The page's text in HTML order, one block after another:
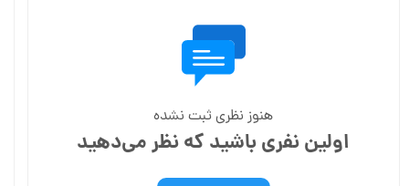
هنوز نظری ثبت نشده
اولین نفری باشید که نظر می‌دهید